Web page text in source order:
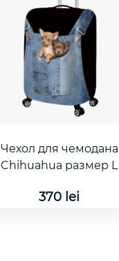
Чехол для чемодана
Chihuahua размер L
370 lei